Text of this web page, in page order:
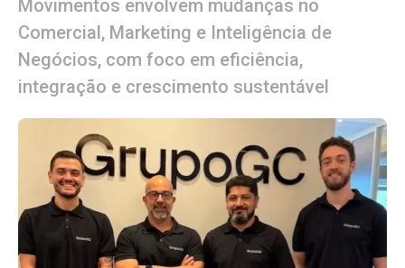
Movimentos envolvem mudanças no
Comercial, Marketing e Inteligência de
Negócios, com foco em eficiência,
integração e crescimento sustentável